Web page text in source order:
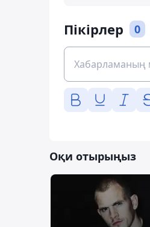
Пікірлер 0
Оқи отырыңыз